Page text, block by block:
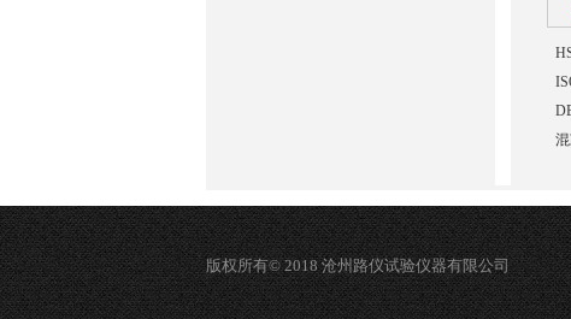
版权所有© 2018 沧州路仪试验仪器有限公司